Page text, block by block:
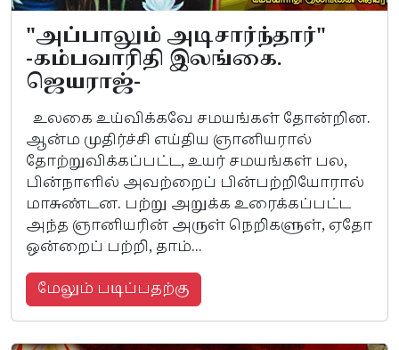
"அப்பாலும் அடிசார்ந்தார்"
-கம்பவாரிதி இலங்கை.
ஜெயராஜ்-
உலகை உய்விக்கவே சமயங்கள் தோன்றின.
ஆன்ம முதிர்ச்சி எய்திய ஞானியரால்
தோற்றுவிக்கப்பட்ட, உயர் சமயங்கள் பல,
பின்நாளில் அவற்றைப் பின்பற்றியோரால்
மாசுண்டன. பற்று அறுக்க உரைக்கப்பட்ட
அந்த ஞானியரின் அருள் நெறிகளுள், ஏதோ
ஒன்றைப் பற்றி, தாம்...
மேலும் படிப்பதற்கு